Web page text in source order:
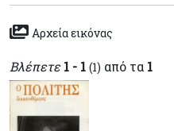
Αρχεία εικόνας
Βλέπετε 1 - 1 (1) από τα 1